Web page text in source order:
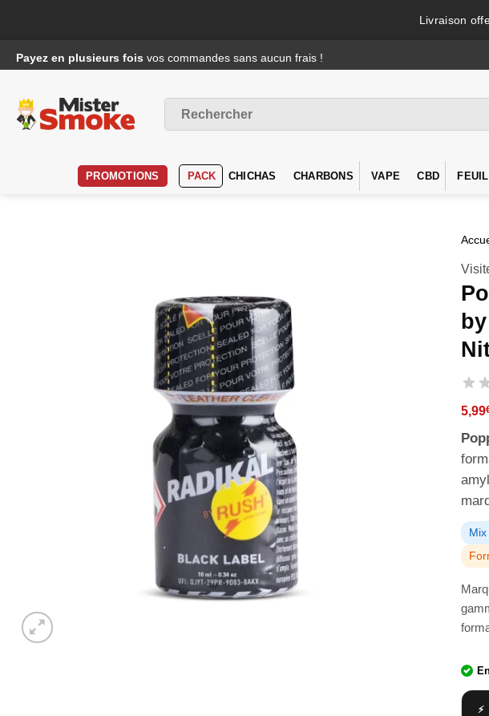
Livraison
au
Payez en plusieurs fois vos commandes sans aucun frais !
pour :
PROMOTIONS PACK CHICHAS CHARBONS VAPE CBD
5,99